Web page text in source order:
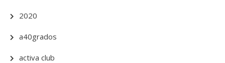
2020
a40grados
activa club